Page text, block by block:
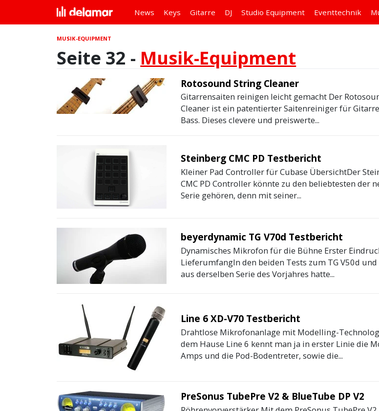
News Keys Gitarre DJ Studio Equipment Eventtechnik
MUSIK-EQUIPMENT
Seite 32 - Musik-Equipment
Rotosound String Cleaner
Gitarrensaiten reinigen leicht gemacht Der
Cleaner ist ein patentierter Saitenreiniger für
Bass. Dieses clevere und preiswerte...
Steinberg CMC PD Testbericht
Kleiner Pad Controller für Cubase ÜbersichtDer
CMC PD Controller könnte zu den beliebtesten der
Serie gehören, denn mit seiner...
beyerdynamic TG V70d Testbericht
Dynamisches Mikrofon für die Bühne Erster
LieferumfangIn den beiden Tests zum TG V50d und
aus derselben Serie des Vorjahres hatte...
Line 6 XD-V70 Testbericht
Drahtlose Mikrofonanlage mit Modelling-
dem Hause Line 6 kennt man ja in erster Linie die
Amps und die Pod-Bodentreter, sowie die...
PreSonus TubePre V2 & BlueTube DP V2